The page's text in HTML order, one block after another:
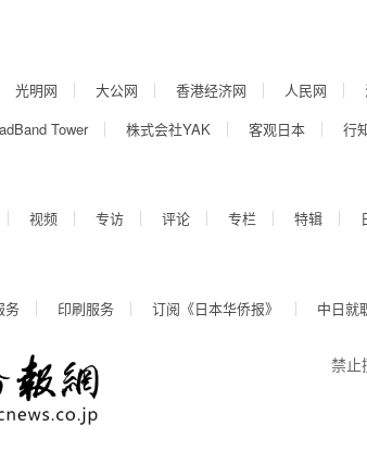
光明网 大公网 香港经济网 人民网
Tower 株式会社YAK 客观日本 行
视频 专访 评论 专栏 特辑
务 印刷服务 订阅《日本华侨报》 中日就
禁止